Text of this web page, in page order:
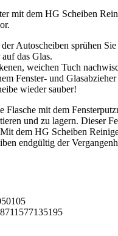
mit dem HG Scheiben
Autoscheiben sprühen Sie
das Glas.
weichen Tuch
Fenster- und
wieder sauber!
Flasche mit dem
und zu lagern. Dieser
dem HG Scheiben
endgültig der